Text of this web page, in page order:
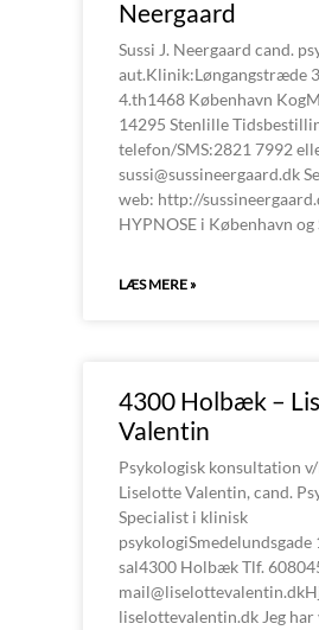
Neergaard
Sussi J. Neergaard cand.
aut.Klinik:Løngangstræde
4.th1468 København
14295 Stenlille
telefon/SMS:2821 7992
sussi@sussineergaard.dk
web: http://
HYPNOSE i København og
LÆS MERE »
4300 Holbæk –
Valentin
Psykologisk konsultation
Liselotte Valentin, cand.
Specialist i klinisk
psykologiSmedelundsgade
sal4300 Holbæk Tlf.
liselottevalentin.dk Jeg